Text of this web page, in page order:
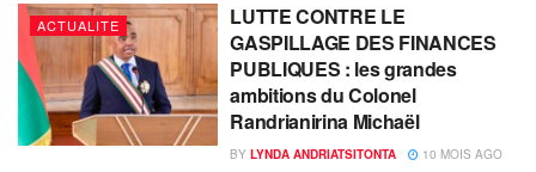
ACTUALITE
LUTTE CONTRE LE
GASPILLAGE DES FINANCES
PUBLIQUES : les grandes
ambitions du Colonel
Randrianirina Michaël
BY LYNDA ANDRIATSITONTA 10 MOIS AGO